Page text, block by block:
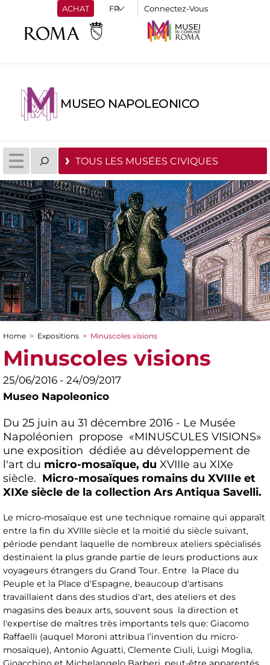
ACHAT Connectez-Vous
MUSEO NAPOLEONICO
TOUS LES MUSÉES CIVIQUES
You are here
Home > Expositions > Minuscoles visions
Minuscoles visions
25/06/2016 - 24/09/2017
Museo Napoleonico
Du 25 juin au 31 décembre 2016 - Le Musée
Napoléonien propose «MINUSCULES VISIONS»
une exposition dédiée au développement de
l'art du micro-mosaïque, du XVIIIe au XIXe
siècle. Micro-mosaïques romains du XVIIIe et
XIXe siècle de la collection Ars Antiqua Savelli.
Le micro-mosaïque est une technique romaine qui apparaît
entre la fin du XVIIIe siècle et la moitié du siècle suivant,
période pendant laquelle de nombreux ateliers spécialisés
destinaient la plus grande partie de leurs productions aux
voyageurs étrangers du Grand Tour. Entre la Place du
Peuple et la Place d'Espagne, beaucoup d'artisans
travaillaient dans des studios d'art, des ateliers et des
magasins des beaux arts, souvent sous la direction et
l'expertise de maîtres très importants tels que: Giacomo
Raffaelli (auquel Moroni attribua l’invention du micro-
mosaïque), Antonio Aguatti, Clemente Ciuli, Luigi Moglia,